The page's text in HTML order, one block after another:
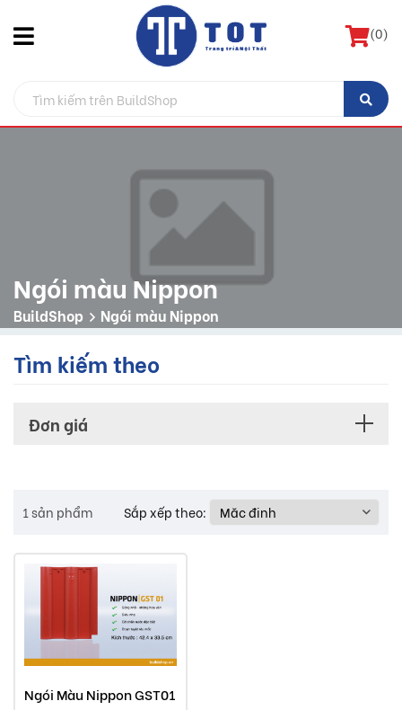
(0)
Ngói màu Nippon
BuildShop Ngói màu Nippon
Tìm kiếm theo
Đơn giá
1 sản phẩm Sắp xếp theo:
Ngói Màu Nippon GST01